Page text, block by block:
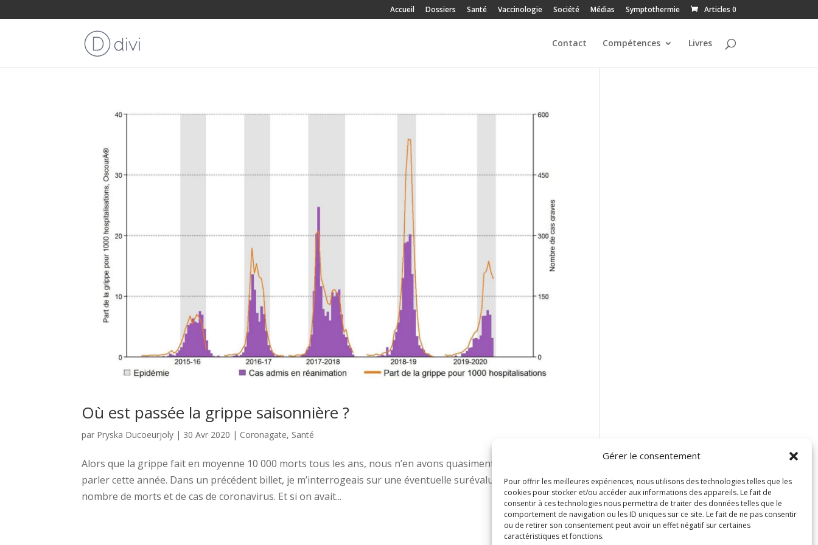
Gérer le consentement
Pour offrir les meilleures expériences, nous utilisons des technologies telles que les
cookies pour stocker et/ou accéder aux informations des appareils. Le fait de
consentir à ces technologies nous permettra de traiter des données telles que le
comportement de navigation ou les ID uniques sur ce site. Le fait de ne pas consentir
ou de retirer son consentement peut avoir un effet négatif sur certaines
caractéristiques et fonctions.
Accueil Dossiers Santé Vaccinologie Société Médias Symptothermie Articles 0
Contact Compétences Livres
Où est passée la grippe saisonnière ?
par Pryska Ducoeurjoly | 30 Avr 2020 | Coronagate, Santé
Alors que la grippe fait en moyenne 10 000 morts tous les ans, nous n’en avons quasiment pas entendu
parler cette année. Dans un précédent billet, je m’interrogeais sur une éventuelle surévaluation du
nombre de morts et de cas de coronavirus. Et si on avait...